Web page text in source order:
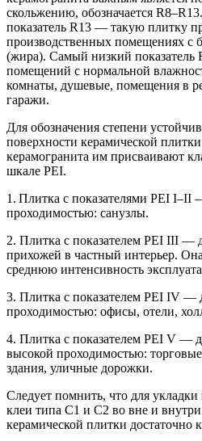
скольжению, обозначается
показатель R13 — такую плитку
производственных помещениях с
(жира). Самый низкий
помещений с нормальной
комнаты, душевые, помещения в
гаражи.
Для обозначения степени
поверхности керамической
керамогранита им присваивают
шкале PEI.
1. Плитка с показателями PEI I–II
проходимостью: санузлы.
2. Плитка с показателем PEI III —
прихожей в частный интерьер.
среднюю интенсивность
3. Плитка с показателем PEI IV —
проходимостью: офисы, отели,
4. Плитка с показателем PEI V —
высокой проходимостью:
здания, уличные дорожки.
Следует помнить, что для
клеи типа С1 и С2 во вне и
керамической плитки достаточно